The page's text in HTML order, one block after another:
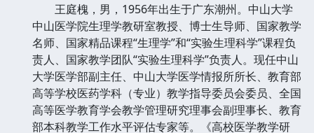
王庭槐，男，1956年出生于广东潮州。中山大学
中山医学院生理学教研室教授、博士生导师、国家教学
名师、国家精品课程“生理学”和“实验生理科学”课程负
责人、国家教学团队“实验生理科学”负责人。现任中山
大学医学部副主任、中山大学医学情报所所长、教育部
高等学校医药学科（专业）教学指导委员会委员、全国
高等医学教育学会教学管理研究理事会副理事长、教育
部本科教学工作水平评估专家等。《高校医学教学研